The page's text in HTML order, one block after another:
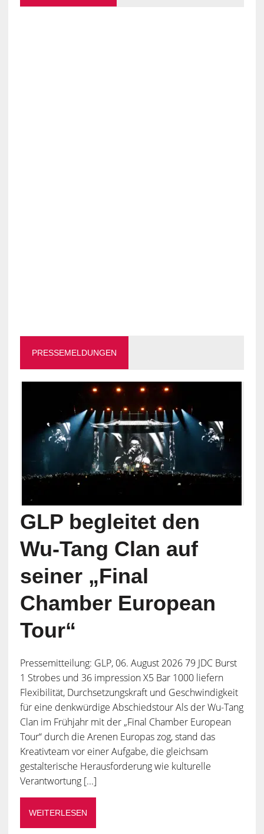
PRESSEMELDUNGEN
GLP begleitet den
Wu-Tang Clan auf
seiner „Final
Chamber European
Tour“
Pressemitteilung: GLP, 06. August 2026 79 JDC Burst
1 Strobes und 36 impression X5 Bar 1000 liefern
Flexibilität, Durchsetzungskraft und Geschwindigkeit
für eine denkwürdige Abschiedstour Als der Wu-Tang
Clan im Frühjahr mit der „Final Chamber European
Tour“ durch die Arenen Europas zog, stand das
Kreativteam vor einer Aufgabe, die gleichsam
gestalterische Herausforderung wie kulturelle
Verantwortung [...]
WEITERLESEN